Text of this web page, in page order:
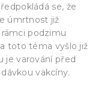
se, že
úmrtnost již
podzimu
toto téma vyšlo již
je varování před
vakcíny.